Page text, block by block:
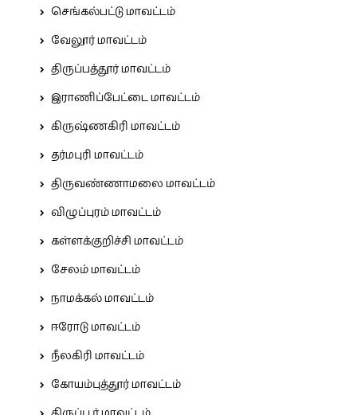
செங்கல்பட்டு மாவட்டம்
வேலூர் மாவட்டம்
திருப்பத்தூர் மாவட்டம்
இராணிப்பேட்டை மாவட்டம்
கிருஷ்ணகிரி மாவட்டம்
தர்மபுரி மாவட்டம்
திருவண்ணாமலை மாவட்டம்
விழுப்புரம் மாவட்டம்
கள்ளக்குறிச்சி மாவட்டம்
சேலம் மாவட்டம்
நாமக்கல் மாவட்டம்
ஈரோடு மாவட்டம்
நீலகிரி மாவட்டம்
கோயம்புத்தூர் மாவட்டம்